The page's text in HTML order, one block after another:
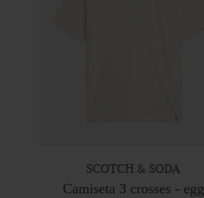
SCOTCH & SODA
Camiseta 3 crosses - egg